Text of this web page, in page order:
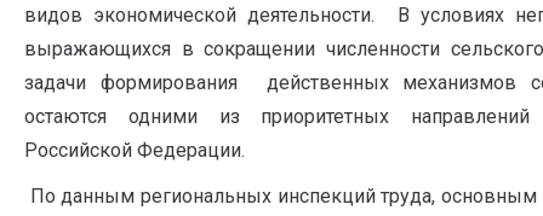
видов экономической деятельности. В условиях
выражающихся в сокращении численности сельского
задачи формирования действенных механизмов
остаются одними из приоритетных направлений
Российской Федерации.
По данным региональных инспекций труда,